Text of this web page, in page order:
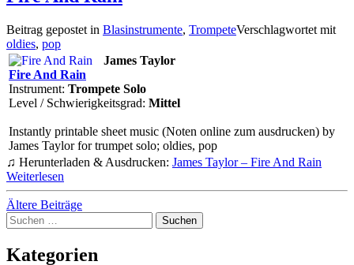
Beitrag gepostet in Blasinstrumente, TrompeteVerschlagwortet mit
oldies, pop
James Taylor
Fire And Rain
Instrument: Trompete Solo
Level / Schwierigkeitsgrad: Mittel
Instantly printable sheet music (Noten online zum ausdrucken) by
James Taylor for trumpet solo; oldies, pop
♫ Herunterladen & Ausdrucken: James Taylor – Fire And Rain
Weiterlesen
Beitragsnavigation
Ältere Beiträge
Suchen
nach:
Kategorien